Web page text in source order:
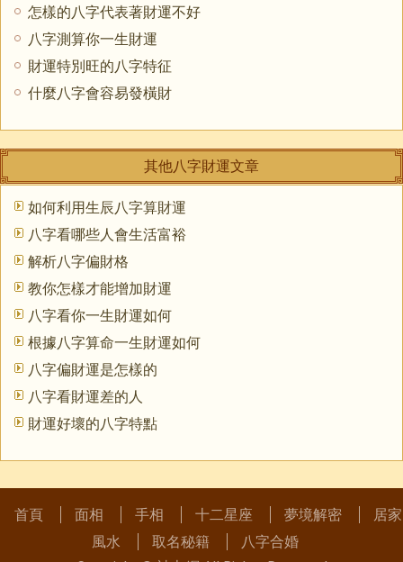
怎樣的八字代表著財運不好
八字測算你一生財運
財運特別旺的八字特征
什麼八字會容易發橫財
其他八字財運文章
如何利用生辰八字算財運
八字看哪些人會生活富裕
解析八字偏財格
教你怎樣才能增加財運
八字看你一生財運如何
根據八字算命一生財運如何
八字偏財運是怎樣的
八字看財運差的人
財運好壞的八字特點
首頁 面相 手相 十二星座 夢境解密
居家
風水
取名秘籍
八字合婚